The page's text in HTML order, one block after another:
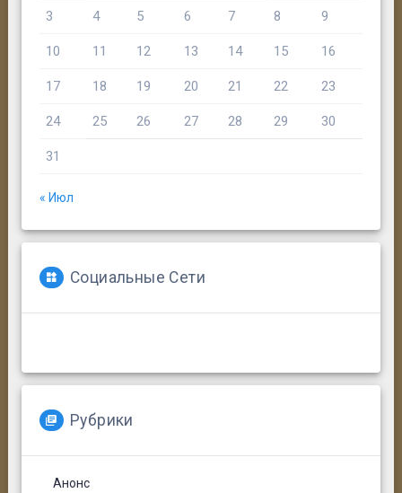
3 4 5 6 7 8 9
10 11 12 13 14 15 16
17 18 19 20 21 22 23
24 25 26 27 28 29 30
31
« Июл
Социальные Сети
Рубрики
Анонс